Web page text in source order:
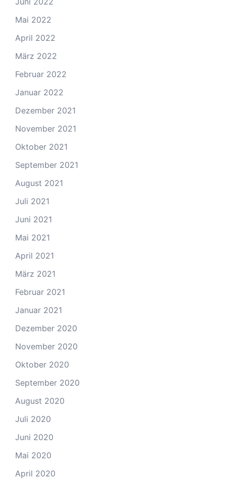
Mai 2022
April 2022
März 2022
Februar 2022
Januar 2022
Dezember 2021
November 2021
Oktober 2021
September 2021
August 2021
Juli 2021
Juni 2021
Mai 2021
April 2021
März 2021
Februar 2021
Januar 2021
Dezember 2020
November 2020
Oktober 2020
September 2020
August 2020
Juli 2020
Juni 2020
Mai 2020
April 2020